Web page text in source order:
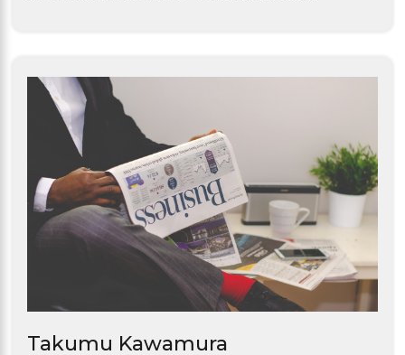
Takumu Kawamura